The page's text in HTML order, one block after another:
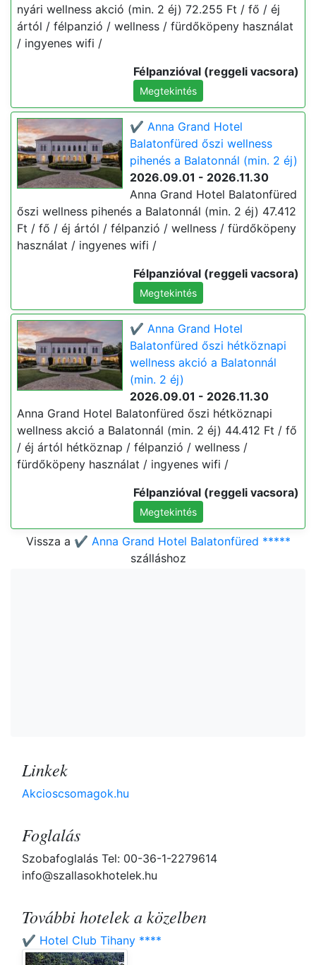
nyári wellness akció (min. 2 éj) 72.255 Ft / fő / éj
ártól / félpanzió / wellness / fürdőköpeny használat
/ ingyenes wifi /
Félpanzióval (reggeli vacsora)
Megtekintés
✔️ Anna Grand Hotel
Balatonfüred őszi wellness
pihenés a Balatonnál (min. 2 éj)
2026.09.01 - 2026.11.30
Anna Grand Hotel Balatonfüred
őszi wellness pihenés a Balatonnál (min. 2 éj) 47.412
Ft / fő / éj ártól / félpanzió / wellness / fürdőköpeny
használat / ingyenes wifi /
Félpanzióval (reggeli vacsora)
Megtekintés
✔️ Anna Grand Hotel
Balatonfüred őszi hétköznapi
wellness akció a Balatonnál
(min. 2 éj)
2026.09.01 - 2026.11.30
Anna Grand Hotel Balatonfüred őszi hétköznapi
wellness akció a Balatonnál (min. 2 éj) 44.412 Ft / fő
/ éj ártól hétköznap / félpanzió / wellness /
fürdőköpeny használat / ingyenes wifi /
Félpanzióval (reggeli vacsora)
Megtekintés
Vissza a ✔️ Anna Grand Hotel Balatonfüred *****
szálláshoz
Linkek
Akcioscsomagok.hu
Foglalás
Szobafoglalás Tel: 00-36-1-2279614
info@szallasokhotelek.hu
További hotelek a közelben
✔️ Hotel Club Tihany ****